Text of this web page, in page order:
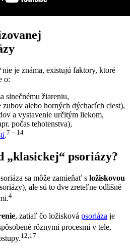
je známa, existujú faktory, ktoré
o:
slnečnému žiareniu,
alebo horných dýchacích ciest),
a vystavenie určitým liekom,
počas tehotenstva),
.7 – 14
„klasickej“ psoriázy?
sa môže zamieňať s ložiskovou
ale sú to dve zreteľne odlišné
4
, zatiaľ čo ložisková psoriáza je
rôznymi procesmi v tele,
12,17